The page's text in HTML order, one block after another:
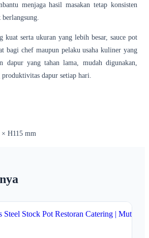
menjaga hasil masakan tetap konsisten
berlangsung.
kuat serta ukuran yang lebih besar, sauce pot
bagi chef maupun pelaku usaha kuliner yang
dapur yang tahan lama, mudah digunakan,
dapur setiap hari.
H115 mm